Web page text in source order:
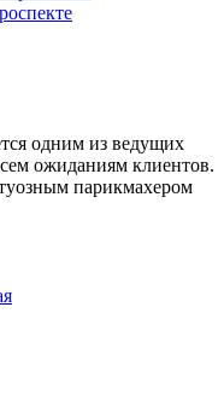
одним из ведущих
ожиданиям клиентов.
парикмахером